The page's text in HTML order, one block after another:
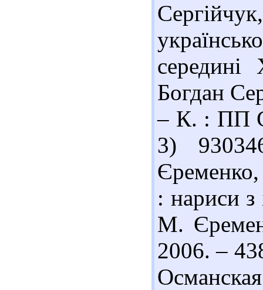
Богдан
– К. : ПП
3)
: нариси з
М.
2006. –